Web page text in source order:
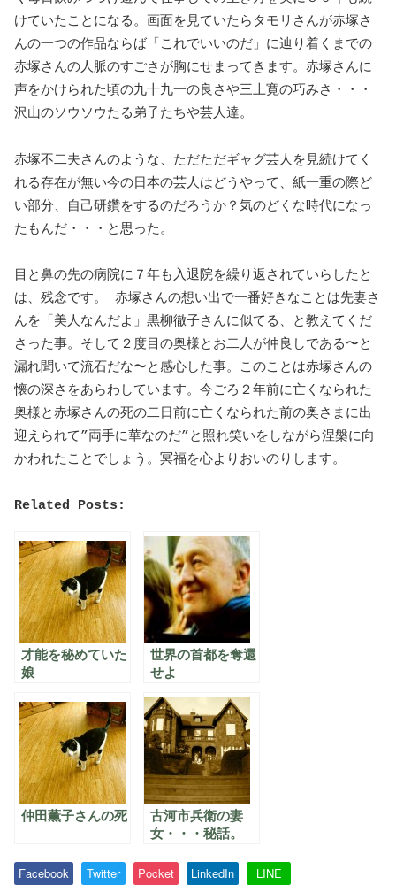
けていたことになる。画面を見ていたらタモリさんが赤塚さ
んの一つの作品ならば「これでいいのだ」に辿り着くまでの
赤塚さんの人脈のすごさが胸にせまってきます。赤塚さんに
声をかけられた頃の九十九一の良さや三上寛の巧みさ・・・
沢山のソウソウたる弟子たちや芸人達。
赤塚不二夫さんのような、ただただギャグ芸人を見続けてく
れる存在が無い今の日本の芸人はどうやって、紙一重の際ど
い部分、自己研鑽をするのだろうか？気のどくな時代になっ
たもんだ・・・と思った。
目と鼻の先の病院に７年も入退院を繰り返されていらしたと
は、残念です。 赤塚さんの想い出で一番好きなことは先妻さ
んを「美人なんだよ」黒柳徹子さんに似てる、と教えてくだ
さった事。そして２度目の奥様とお二人が仲良しである〜と
漏れ聞いて流石だな〜と感心した事。このことは赤塚さんの
懐の深さをあらわしています。今ごろ２年前に亡くなられた
奥様と赤塚さんの死の二日前に亡くなられた前の奥さまに出
迎えられて”両手に華なのだ”と照れ笑いをしながら涅槃に向
かわれたことでしょう。冥福を心よりおいのりします。
Related Posts:
才能を秘めていた
娘
世界の首都を奪還
せよ
仲田薫子さんの死
古河市兵衛の妻
女・・・秘話。
Facebook Twitter Pocket LinkedIn LINE